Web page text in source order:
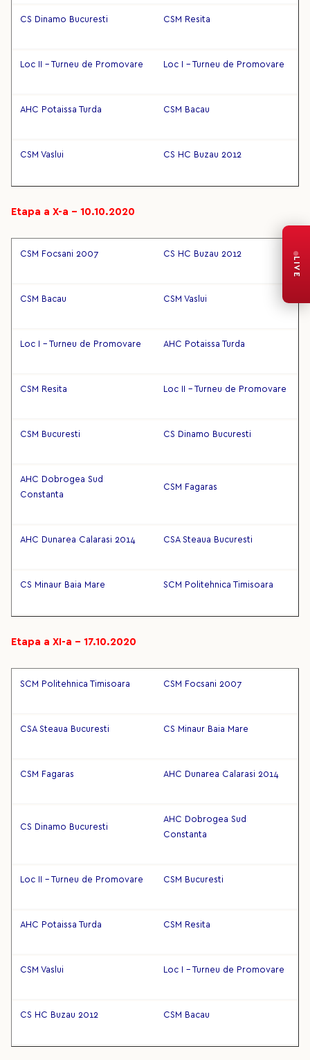
CS Dinamo Bucuresti CSM Resita
Loc II - Turneu de Promovare Loc I - Turneu de Promovare
AHC Potaissa Turda CSM Bacau
CSM Vaslui CS HC Buzau 2012
Etapa a X-a – 10.10.2020
CSM Focsani 2007 CS HC Buzau 2012
CSM Bacau CSM Vaslui
Loc I - Turneu de Promovare AHC Potaissa Turda
CSM Resita Loc II - Turneu de Promovare
CSM Bucuresti CS Dinamo Bucuresti
AHC Dobrogea Sud
Constanta
CSM Fagaras
AHC Dunarea Calarasi 2014 CSA Steaua Bucuresti
CS Minaur Baia Mare SCM Politehnica Timisoara
Etapa a XI-a – 17.10.2020
SCM Politehnica Timisoara CSM Focsani 2007
CSA Steaua Bucuresti CS Minaur Baia Mare
CSM Fagaras AHC Dunarea Calarasi 2014
CS Dinamo Bucuresti
AHC Dobrogea Sud
Constanta
Loc II - Turneu de Promovare CSM Bucuresti
AHC Potaissa Turda CSM Resita
CSM Vaslui Loc I - Turneu de Promovare
CS HC Buzau 2012 CSM Bacau
LIVE